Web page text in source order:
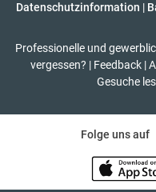
Datenschutzinformation |
Professionelle und
vergessen? | Feedback |
Gesuche
Folge uns auf